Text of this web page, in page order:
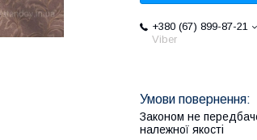
+380 (67) 899-87-21
Viber
Законом не
належної якості